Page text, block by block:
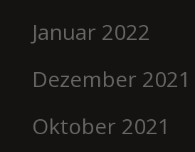
Januar 2022
Dezember 2021
Oktober 2021